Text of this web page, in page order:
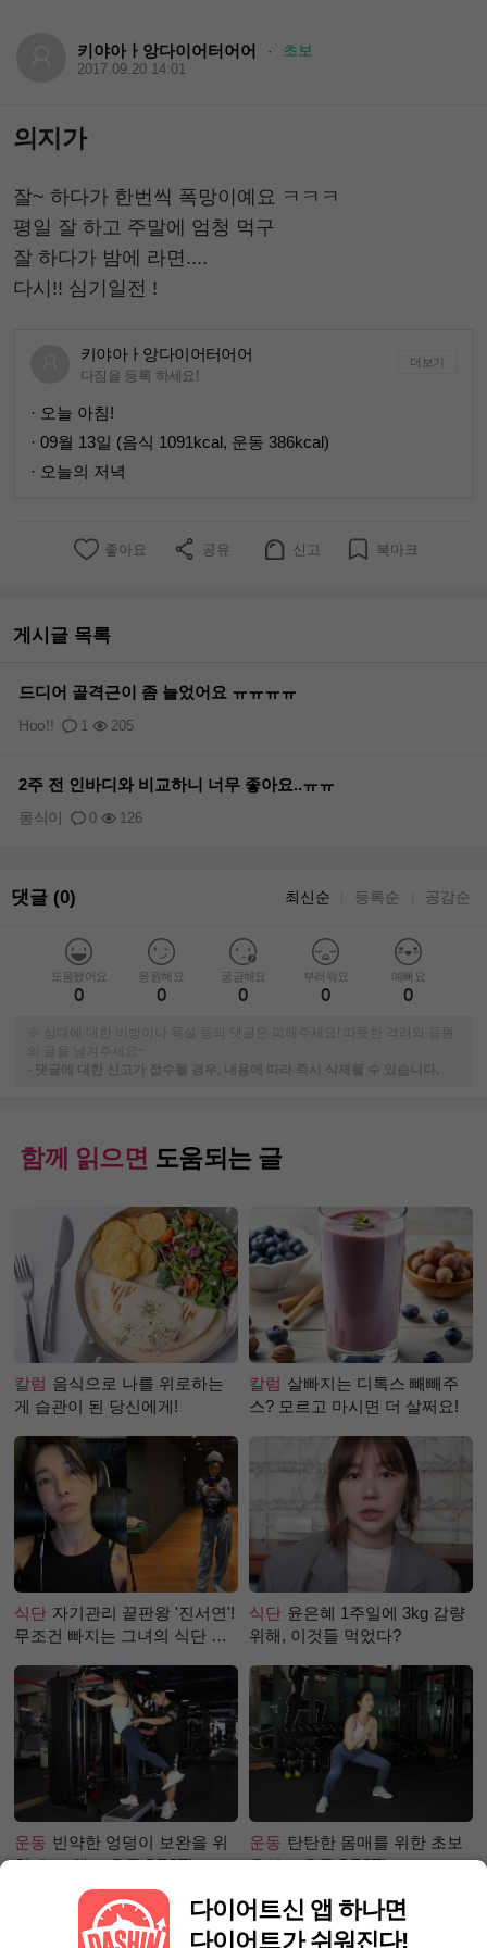
키야아ㅏ앙다이어터어어 · 초보
2017.09.20 14:01
의지가
잘~ 하다가 한번씩 폭망이예요 ㅋㅋㅋ
평일 잘 하고 주말에 엄청 먹구
잘 하다가 밤에 라면....
다시!! 심기일전 !
키야아ㅏ앙다이어터어어
다짐을 등록 하세요!
더보기
· 오늘 아침!
· 09월 13일 (음식 1091kcal, 운동 386kcal)
· 오늘의 저녁
좋아요 공유 신고 북마크
게시글 목록
드디어 골격근이 좀 늘었어요 ㅠㅠㅠㅠ
1 205
Hoo!!
2주 전 인바디와 비교하니 너무 좋아요..ㅠㅠ
0 126
몽식이
댓글 (0) 최신순 등록순 공감순
도움됐어요
0
응원해요
0
궁금해요
0
부러워요
0
예뻐요
0
※ 상대에 대한 비방이나 욕설 등의 댓글은 피해주세요! 따뜻한 격려와 응원
의 글을 남겨주세요~
-
댓글에 대한 신고가 접수될 경우, 내용에 따라 즉시 삭제될 수 있습니다.
함께 읽으면 도움되는 글
칼럼 음식으로 나를 위로하는
게 습관이 된 당신에게!
칼럼 살빠지는 디톡스 빼빼주
스? 모르고 마시면 더 살쩌요!
식단 자기관리 끝판왕 '진서연'!
무조건 빠지는 그녀의 식단 정
식단 윤은혜 1주일에 3kg 감량
위해, 이것들 먹었다?
운동 빈약한 엉덩이 보완을 위
한 초보 헬스 운동 BEST!
운동 탄탄한 몸매를 위한 초보
유산소 운동 BEST!
다이어트신 앱 하나면
다이어트가 쉬워진다!